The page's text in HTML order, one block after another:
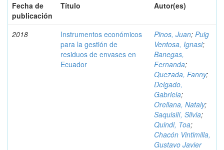
Fecha de
publicación
Título Autor(es)
2018
Instrumentos económicos
para la gestión de
residuos de envases en
Ecuador
Pinos, Juan; Puig
Ventosa, Ignasi;
Banegas,
Fernanda;
Quezada, Fanny;
Delgado,
Gabriela;
Orellana, Nataly;
Saquisilí, Silvia;
Quindi, Toa;
Chacón Vintimilla,
Gustavo Javier